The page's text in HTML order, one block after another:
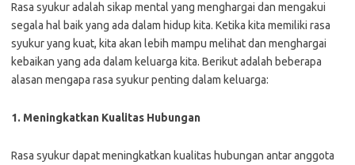
Rasa syukur adalah sikap mental yang menghargai dan mengakui
segala hal baik yang ada dalam hidup kita. Ketika kita memiliki rasa
syukur yang kuat, kita akan lebih mampu melihat dan menghargai
kebaikan yang ada dalam keluarga kita. Berikut adalah beberapa
alasan mengapa rasa syukur penting dalam keluarga:
1. Meningkatkan Kualitas Hubungan
Rasa syukur dapat meningkatkan kualitas hubungan antar anggota